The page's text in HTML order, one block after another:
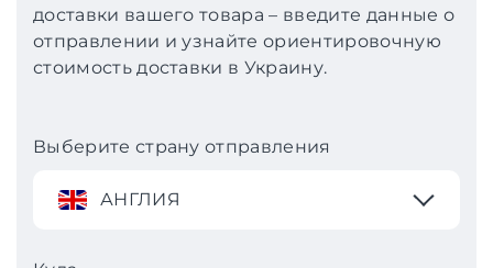
доставки вашего товара – введите данные о
отправлении и узнайте ориентировочную
стоимость доставки в Украину.
Выберите страну отправления
АНГЛИЯ